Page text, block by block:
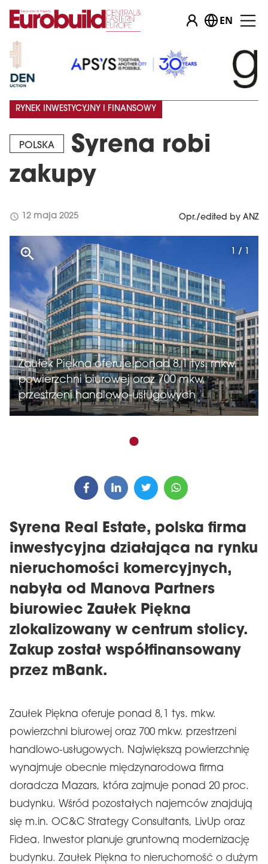
EN
POLSKA
Syrena robi
zakupy
RYNEK INWESTYCYJNY I FINANSOWY
schedule 12 maja 2025 Opr./edited by ANZ
Zaułek Piękna oferuje ponad 8,1 tys. mkw.
powierzchni biurowej oraz 700 mkw.
przestrzeni handlowo-usługowych
1 / 1
Syrena Real Estate, polska firma
inwestycyjna działająca na rynku
nieruchomości komercyjnych,
nabyła od Manova Partners
biurowiec Zaułek Piękna
zlokalizowany w centrum stolicy.
Zakup został współfinansowany
przez mBank.
Zaułek Piękna oferuje ponad 8,1 tys. mkw.
powierzchni biurowej oraz 700 mkw. przestrzeni
handlowo-usługowych. Największą powierzchnię
wynajmuje obecnie międzynarodowa firma
doradcza Mazars, która zajmuje ponad 20 proc.
budynku. Wśród pozostałych najemców znajdują
się m.in. OC&C Strategy Consultants, LivUp oraz
Fidea. Inwestor planuje gruntowną modernizację
budynku. Zaułek Piękna to nieruchomość o dużym